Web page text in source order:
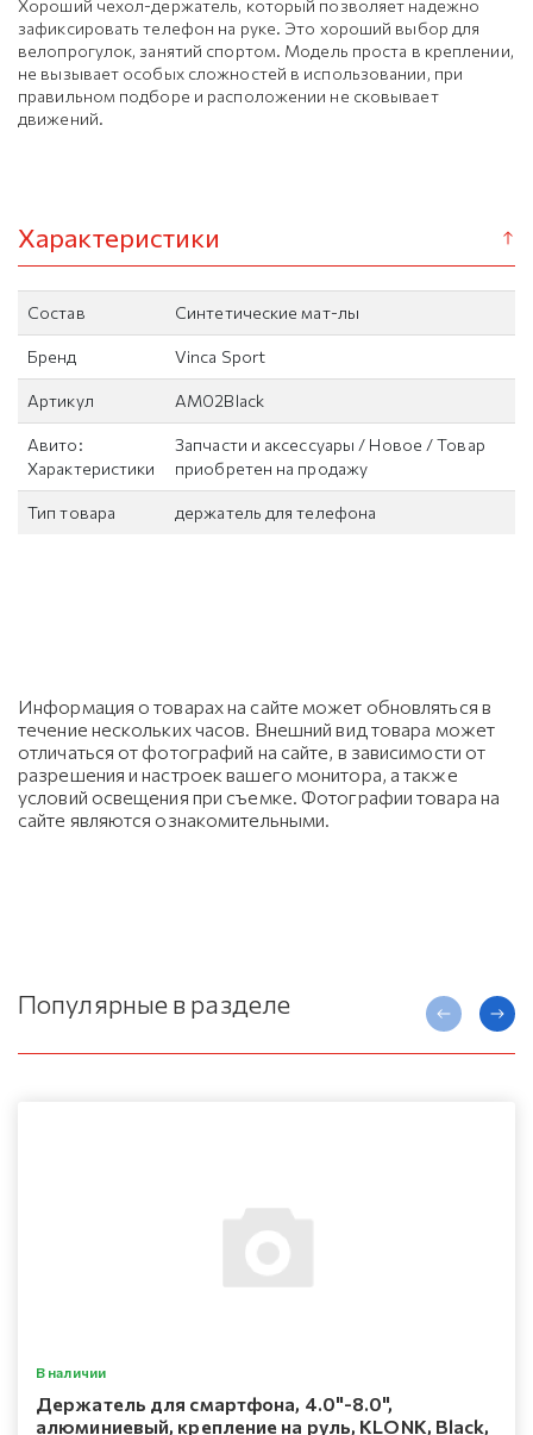
Хороший чехол-держатель, который позволяет надежно
зафиксировать телефон на руке. Это хороший выбор для
велопрогулок, занятий спортом. Модель проста в креплении,
не вызывает особых сложностей в использовании, при
правильном подборе и расположении не сковывает
движений.
Характеристики
Состав Синтетические мат-лы
Бренд Vinca Sport
Артикул AM02Black
Авито:
Характеристики
Запчасти и аксессуары / Новое / Товар
приобретен на продажу
Тип товара держатель для телефона
Информация о товарах на сайте может обновляться в
течение нескольких часов. Внешний вид товара может
отличаться от фотографий на сайте, в зависимости от
разрешения и настроек вашего монитора, а также
условий освещения при съемке. Фотографии товара на
сайте являются ознакомительными.
Популярные в разделе
В наличии
Держатель для смартфона, 4.0"-8.0",
алюминиевый, крепление на руль, KLONK, Black,